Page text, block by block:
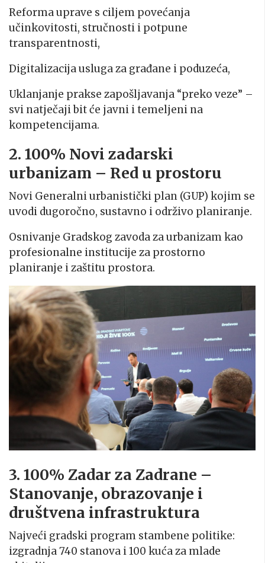
Reforma uprave s ciljem povećanja
učinkovitosti, stručnosti i potpune
transparentnosti,
Digitalizacija usluga za građane i poduzeća,
Uklanjanje prakse zapošljavanja “preko veze” –
svi natječaji bit će javni i temeljeni na
kompetencijama.
2. 100% Novi zadarski
urbanizam – Red u prostoru
Novi Generalni urbanistički plan (GUP) kojim se
uvodi dugoročno, sustavno i održivo planiranje.
Osnivanje Gradskog zavoda za urbanizam kao
profesionalne institucije za prostorno
planiranje i zaštitu prostora.
3. 100% Zadar za Zadrane –
Stanovanje, obrazovanje i
društvena infrastruktura
Najveći gradski program stambene politike:
izgradnja 740 stanova i 100 kuća za mlade